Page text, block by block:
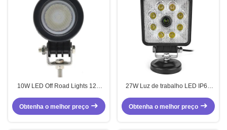
10W LED Off Road Lights 12V
trabalho 4X4 ATV Motor
Obtenha o melhor preço
27W Luz de trabalho LED IP67
36V DC Com câmera de visão
traseira
Obtenha o melhor preço